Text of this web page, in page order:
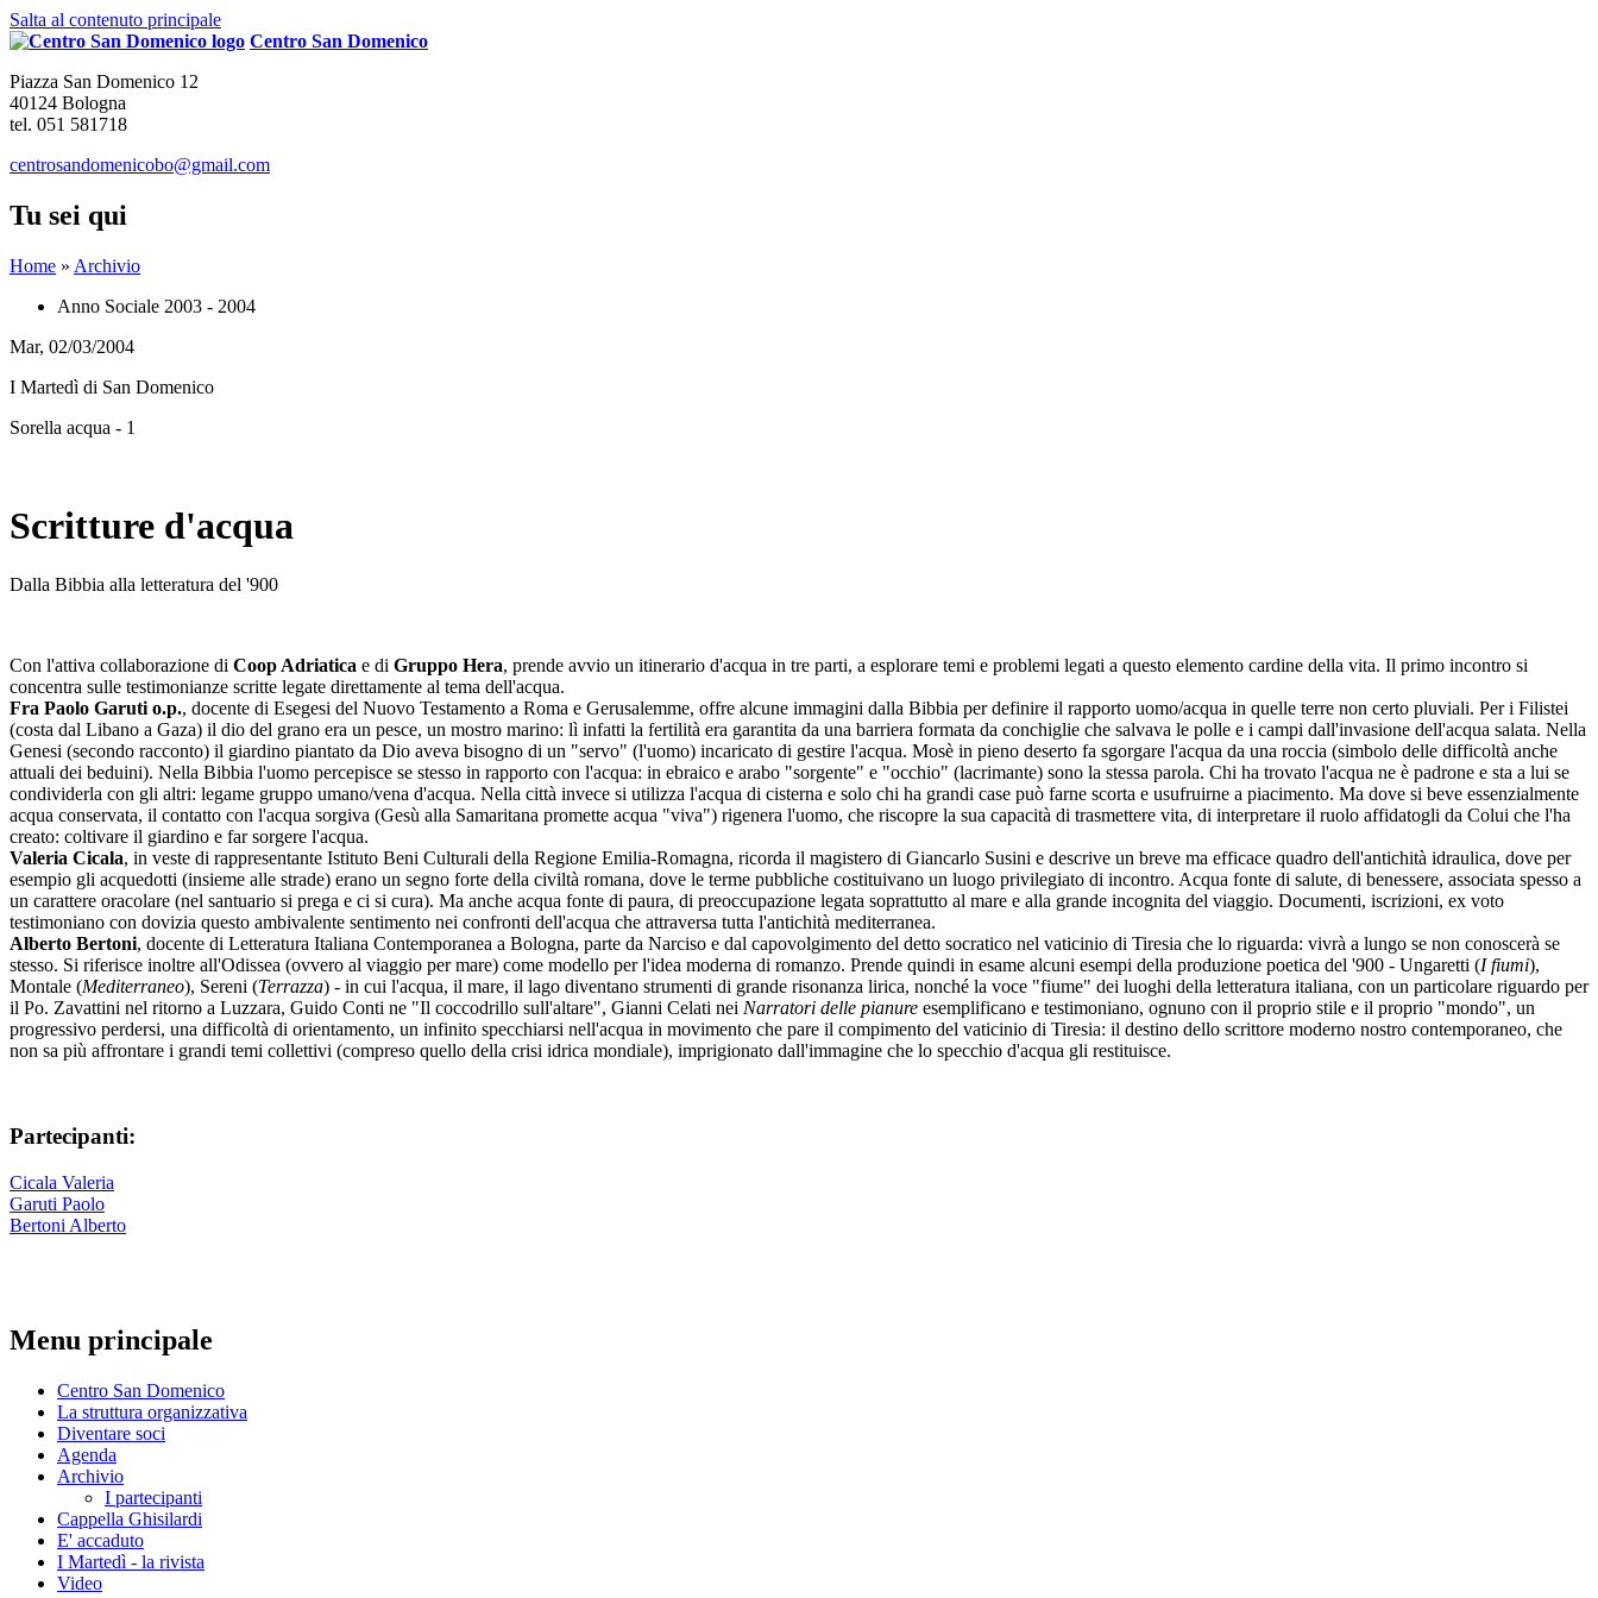
Salta al contenuto principale
Centro San Domenico
Piazza San Domenico 12
40124 Bologna
tel. 051 581718
centrosandomenicobo@gmail.com
Tu sei qui
Home » Archivio
Anno Sociale 2003 - 2004
Mar, 02/03/2004
I Martedì di San Domenico
Sorella acqua - 1
Scritture d'acqua
Dalla Bibbia alla letteratura del '900
Con l'attiva collaborazione di Coop Adriatica e di Gruppo Hera, prende avvio un itinerario d'acqua in tre parti, a esplorare temi e problemi legati a questo elemento cardine della vita. Il primo incontro si
concentra sulle testimonianze scritte legate direttamente al tema dell'acqua.
Fra Paolo Garuti o.p., docente di Esegesi del Nuovo Testamento a Roma e Gerusalemme, offre alcune immagini dalla Bibbia per definire il rapporto uomo/acqua in quelle terre non certo pluviali. Per i Filistei
(costa dal Libano a Gaza) il dio del grano era un pesce, un mostro marino: lì infatti la fertilità era garantita da una barriera formata da conchiglie che salvava le polle e i campi dall'invasione dell'acqua salata. Nella
Genesi (secondo racconto) il giardino piantato da Dio aveva bisogno di un "servo" (l'uomo) incaricato di gestire l'acqua. Mosè in pieno deserto fa sgorgare l'acqua da una roccia (simbolo delle difficoltà anche
attuali dei beduini). Nella Bibbia l'uomo percepisce se stesso in rapporto con l'acqua: in ebraico e arabo "sorgente" e "occhio" (lacrimante) sono la stessa parola. Chi ha trovato l'acqua ne è padrone e sta a lui se
condividerla con gli altri: legame gruppo umano/vena d'acqua. Nella città invece si utilizza l'acqua di cisterna e solo chi ha grandi case può farne scorta e usufruirne a piacimento. Ma dove si beve essenzialmente
acqua conservata, il contatto con l'acqua sorgiva (Gesù alla Samaritana promette acqua "viva") rigenera l'uomo, che riscopre la sua capacità di trasmettere vita, di interpretare il ruolo affidatogli da Colui che l'ha
creato: coltivare il giardino e far sorgere l'acqua.
Valeria Cicala, in veste di rappresentante Istituto Beni Culturali della Regione Emilia-Romagna, ricorda il magistero di Giancarlo Susini e descrive un breve ma efficace quadro dell'antichità idraulica, dove per
esempio gli acquedotti (insieme alle strade) erano un segno forte della civiltà romana, dove le terme pubbliche costituivano un luogo privilegiato di incontro. Acqua fonte di salute, di benessere, associata spesso a
un carattere oracolare (nel santuario si prega e ci si cura). Ma anche acqua fonte di paura, di preoccupazione legata soprattutto al mare e alla grande incognita del viaggio. Documenti, iscrizioni, ex voto
testimoniano con dovizia questo ambivalente sentimento nei confronti dell'acqua che attraversa tutta l'antichità mediterranea.
Alberto Bertoni, docente di Letteratura Italiana Contemporanea a Bologna, parte da Narciso e dal capovolgimento del detto socratico nel vaticinio di Tiresia che lo riguarda: vivrà a lungo se non conoscerà se
stesso. Si riferisce inoltre all'Odissea (ovvero al viaggio per mare) come modello per l'idea moderna di romanzo. Prende quindi in esame alcuni esempi della produzione poetica del '900 - Ungaretti (I fiumi),
Montale (Mediterraneo), Sereni (Terrazza) - in cui l'acqua, il mare, il lago diventano strumenti di grande risonanza lirica, nonché la voce "fiume" dei luoghi della letteratura italiana, con un particolare riguardo per
il Po. Zavattini nel ritorno a Luzzara, Guido Conti ne "Il coccodrillo sull'altare", Gianni Celati nei Narratori delle pianure esemplificano e testimoniano, ognuno con il proprio stile e il proprio "mondo", un
progressivo perdersi, una difficoltà di orientamento, un infinito specchiarsi nell'acqua in movimento che pare il compimento del vaticinio di Tiresia: il destino dello scrittore moderno nostro contemporaneo, che
non sa più affrontare i grandi temi collettivi (compreso quello della crisi idrica mondiale), imprigionato dall'immagine che lo specchio d'acqua gli restituisce.
Partecipanti:
Cicala Valeria
Garuti Paolo
Bertoni Alberto
Menu principale
Centro San Domenico
La struttura organizzativa
Diventare soci
Agenda
Archivio
I partecipanti
Cappella Ghisilardi
E' accaduto
I Martedì - la rivista
Video